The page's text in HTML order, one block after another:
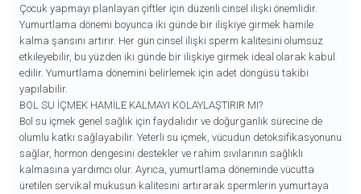
Çocuk yapmayı planlayan çiftler için düzenli cinsel ilişki önemlidir.
Yumurtlama dönemi boyunca iki günde bir ilişkiye girmek hamile
kalma şansını artırır. Her gün cinsel ilişki sperm kalitesini olumsuz
etkileyebilir, bu yüzden iki günde bir ilişkiye girmek ideal olarak kabul
edilir. Yumurtlama dönemini belirlemek için adet döngüsü takibi
yapılabilir.
BOL SU İÇMEK HAMILE KALMAYI KOLAYLAŞTIRIR MI?
Bol su içmek genel sağlık için faydalıdır ve doğurganlık sürecine de
olumlu katkı sağlayabilir. Yeterli su içmek, vücudun detoksifikasyonunu
sağlar, hormon dengesini destekler ve rahim sıvılarının sağlıklı
kalmasına yardımcı olur. Ayrıca, yumurtlama döneminde vücutta
üretilen servikal mukusun kalitesini artırarak spermlerin yumurtaya